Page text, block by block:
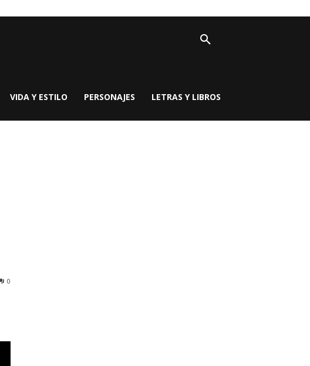
VIDA Y ESTILO PERSONAJES LETRAS Y LIBROS
0